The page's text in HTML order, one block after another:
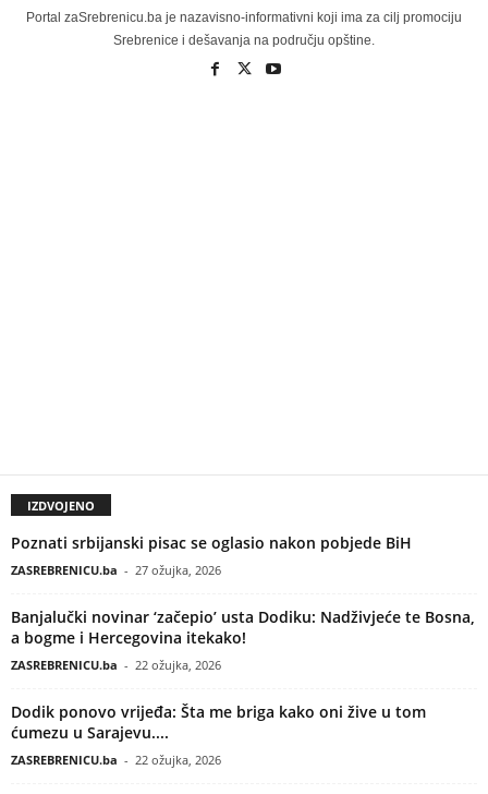
Portal zaSrebrenicu.ba je nazavisno-informativni koji ima za cilj promociju
Srebrenice i dešavanja na području opštine.
IZDVOJENO
Poznati srbijanski pisac se oglasio nakon pobjede BiH
ZASREBRENICU.ba - 27 ožujka, 2026
Banjalučki novinar ‘začepio’ usta Dodiku: Nadživjeće te Bosna,
a bogme i Hercegovina itekako!
ZASREBRENICU.ba - 22 ožujka, 2026
Dodik ponovo vrijeđa: Šta me briga kako oni žive u tom
ćumezu u Sarajevu....
ZASREBRENICU.ba - 22 ožujka, 2026